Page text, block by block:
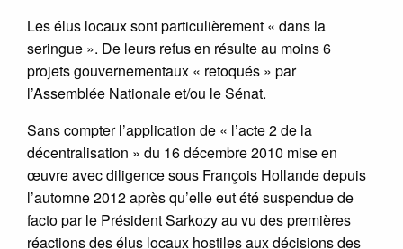
Les élus locaux sont particulièrement « dans la
seringue ». De leurs refus en résulte au moins 6
projets gouvernementaux « retoqués » par
l’Assemblée Nationale et/ou le Sénat.
Sans compter l’application de « l’acte 2 de la
décentralisation » du 16 décembre 2010 mise en
œuvre avec diligence sous François Hollande depuis
l’automne 2012 après qu’elle eut été suspendue de
facto par le Président Sarkozy au vu des premières
réactions des élus locaux hostiles aux décisions des